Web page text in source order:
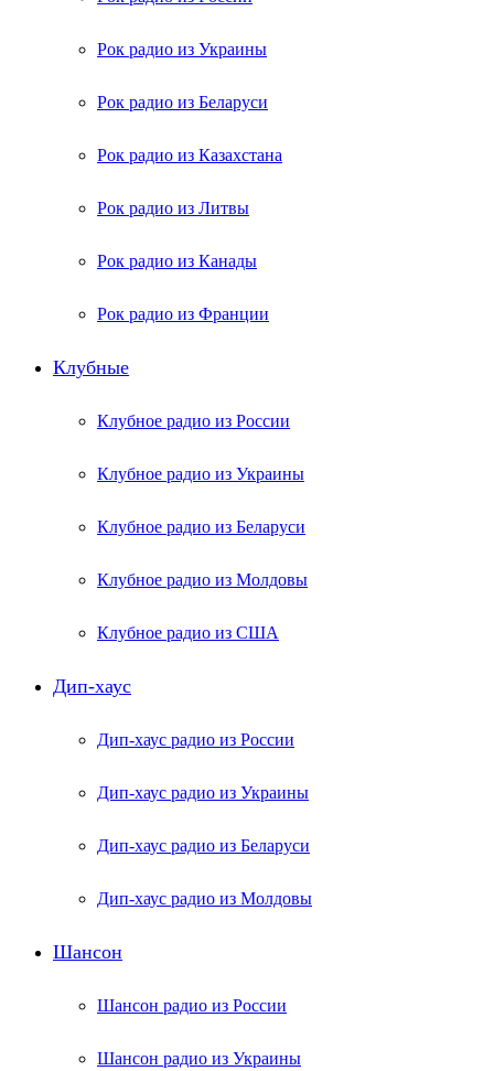
Рок радио из Украины
Рок радио из Беларуси
Рок радио из Казахстана
Рок радио из Литвы
Рок радио из Канады
Рок радио из Франции
Клубные
Клубное радио из России
Клубное радио из Украины
Клубное радио из Беларуси
Клубное радио из Молдовы
Клубное радио из США
Дип-хаус
Дип-хаус радио из России
Дип-хаус радио из Украины
Дип-хаус радио из Беларуси
Дип-хаус радио из Молдовы
Шансон
Шансон радио из России
Шансон радио из Украины